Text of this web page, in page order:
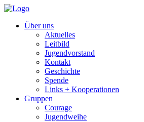
Über uns
Aktuelles
Leitbild
Jugendvorstand
Kontakt
Geschichte
Spende
Links + Kooperationen
Gruppen
Courage
Jugendweihe